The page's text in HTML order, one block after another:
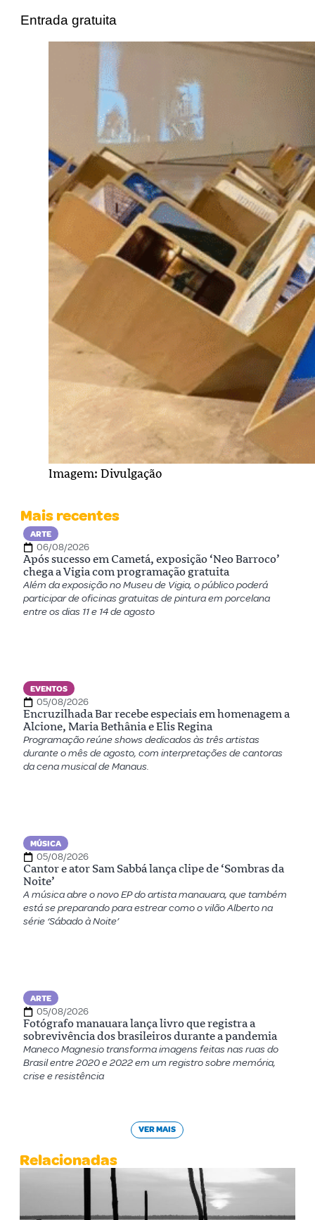
Entrada gratuita
Imagem: Divulgação
Mais recentes
ARTE
06/08/2026
Após sucesso em Cametá, exposição ‘Neo Barroco’
chega a Vigia com programação gratuita
Além da exposição no Museu de Vigia, o público poderá
participar de oficinas gratuitas de pintura em porcelana
entre os dias 11 e 14 de agosto
EVENTOS
05/08/2026
Encruzilhada Bar recebe especiais em homenagem a
Alcione, Maria Bethânia e Elis Regina
Programação reúne shows dedicados às três artistas
durante o mês de agosto, com interpretações de cantoras
da cena musical de Manaus.
MÚSICA
05/08/2026
Cantor e ator Sam Sabbá lança clipe de ‘Sombras da
Noite’
A música abre o novo EP do artista manauara, que também
está se preparando para estrear como o vilão Alberto na
série ‘Sábado à Noite’
ARTE
05/08/2026
Fotógrafo manauara lança livro que registra a
sobrevivência dos brasileiros durante a pandemia
Maneco Magnesio transforma imagens feitas nas ruas do
Brasil entre 2020 e 2022 em um registro sobre memória,
crise e resistência
VER MAIS
Relacionadas